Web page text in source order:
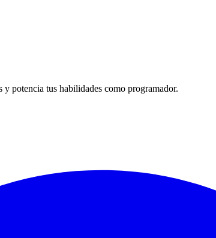
potencia tus habilidades como programador.